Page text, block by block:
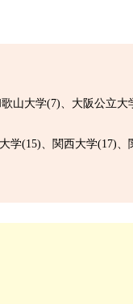
山大学(7)、大阪公立
(15)、関西大学(17)